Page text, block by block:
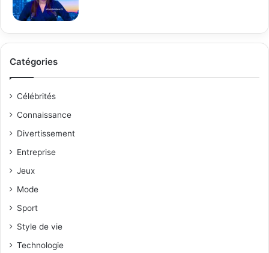
Catégories
Célébrités
Connaissance
Divertissement
Entreprise
Jeux
Mode
Sport
Style de vie
Technologie